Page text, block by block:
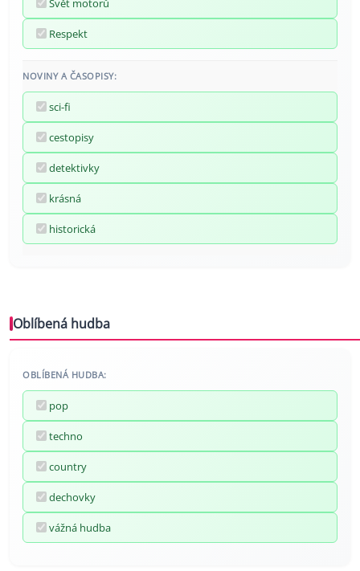
Respekt
NOVINY A ČASOPISY:
sci-fi
cestopisy
detektivky
krásná
historická
Oblíbená hudba
OBLÍBENÁ HUDBA:
pop
techno
country
dechovky
vážná hudba